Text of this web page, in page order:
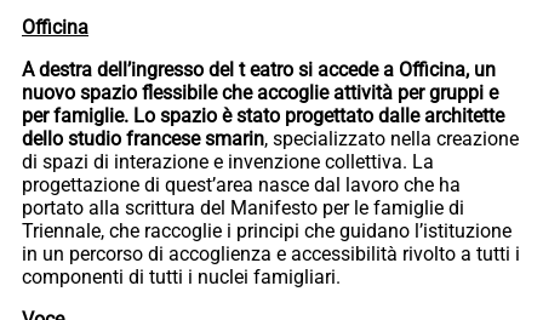
Officina
A destra dell’ingresso del t eatro si accede a Officina, un
nuovo spazio flessibile che accoglie attività per gruppi e
per famiglie. Lo spazio è stato progettato dalle architette
dello studio francese smarin, specializzato nella creazione
di spazi di interazione e invenzione collettiva. La
progettazione di quest’area nasce dal lavoro che ha
portato alla scrittura del Manifesto per le famiglie di
Triennale, che raccoglie i principi che guidano l’istituzione
in un percorso di accoglienza e accessibilità rivolto a tutti i
componenti di tutti i nuclei famigliari.